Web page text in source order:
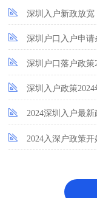
深圳入户新政放宽
深圳户口入户申请
深圳户口落户政策
2024深圳入户最
2024入深户政策